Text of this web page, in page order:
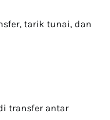
tarik tunai, dan
transfer antar